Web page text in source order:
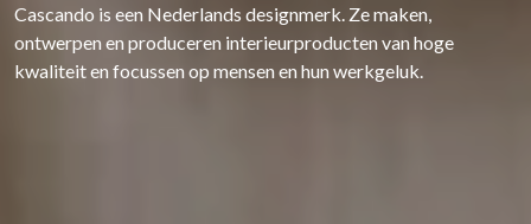
Cascando is een Nederlands designmerk. Ze maken,
ontwerpen en produceren interieurproducten van hoge
kwaliteit en focussen op mensen en hun werkgeluk.